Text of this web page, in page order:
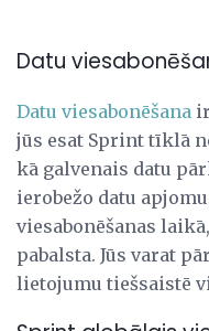
Datu
Datu viesabonēšana
jūs esat Sprint tīklā
kā galvenais datu
ierobežo datu
viesabonēšanas
pabalsta. Jūs varat
lietojumu tiešsaistē